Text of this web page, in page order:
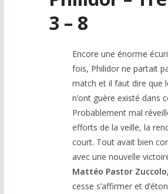
3 – 8
Encore une énorme
fois, Philidor ne partait
match et il faut dire que
n’ont guère existé dans
Probablement mal
efforts de la veille, la
court. Tout avait bien
avec une nouvelle
Mattéo Pastor Zuccolo,
cesse s’affirmer et